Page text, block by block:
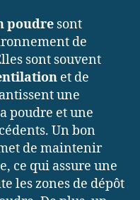
poudre sont
de
sont souvent
et de
une
poudre et une
Un bon
de maintenir
ce qui assure une
les zones de dépôt